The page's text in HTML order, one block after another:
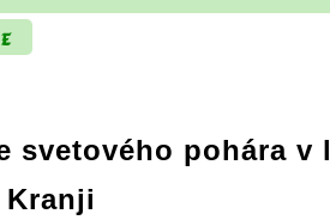
svetového pohára v